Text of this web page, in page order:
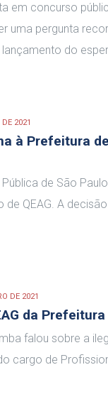
em concurso
uma pergunta
do
2021
à Prefeitura
de São
QEAG. A
DE 2021
da
falou sobre a
de